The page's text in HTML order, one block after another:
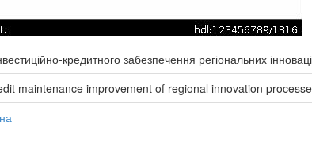
кредитного забезпечення регіональних
maintenance improvement of regional innovation